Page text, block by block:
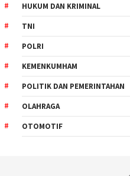
HUKUM DAN KRIMINAL
TNI
POLRI
KEMENKUMHAM
POLITIK DAN PEMERINTAHAN
OLAHRAGA
OTOMOTIF